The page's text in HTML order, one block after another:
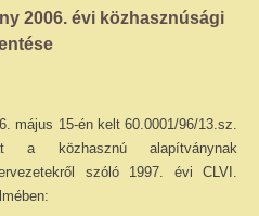
2006. évi közhasznúsági
május 15-én kelt 60.0001/96/13.sz.
a közhasznú alapítványnak
szóló 1997. évi CLVI.